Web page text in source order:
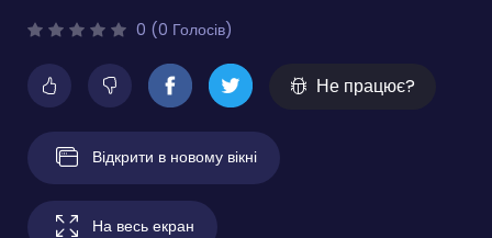
0 (0 Голосів)
Не працює?
Відкрити в новому вікні
На весь екран